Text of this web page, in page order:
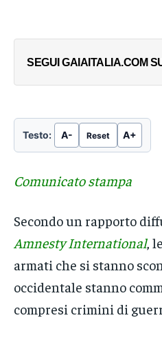
SEGUI GAIAITALIA.COM
Testo: A- Reset A+
Comunicato stampa
Secondo un rapporto
Amnesty International,
armati che si stanno
occidentale stanno
compresi crimini di